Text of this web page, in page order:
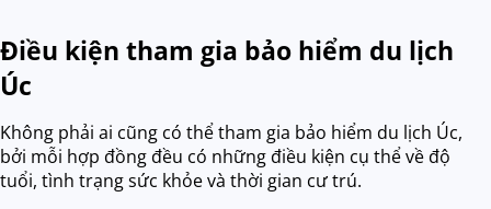
Điều kiện tham gia bảo hiểm du lịch
Úc
Không phải ai cũng có thể tham gia bảo hiểm du lịch Úc,
bởi mỗi hợp đồng đều có những điều kiện cụ thể về độ
tuổi, tình trạng sức khỏe và thời gian cư trú.